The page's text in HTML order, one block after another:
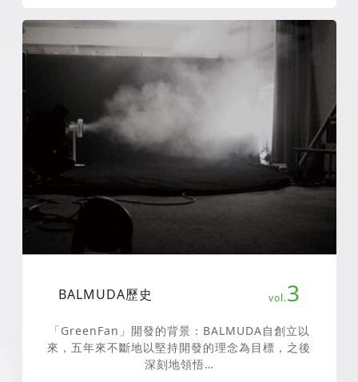
BALMUDA歷史 3
「GreenFan」開發的背景：BALMUDA自創立以
來，五年來不斷地以堅持開發的理念為目標，之後
深刻地領悟…